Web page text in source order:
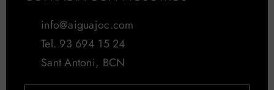
info@aiguajoc.com
Tel. 93 694 15 24
Sant Antoni, BCN